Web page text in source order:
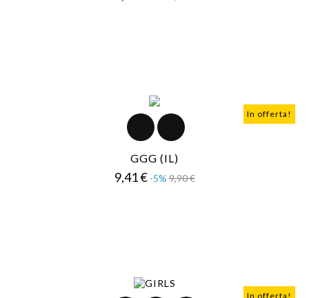
In offerta!
GGG (IL)
9,41 € Prezzo
-5% 9,90 €Prezzo
In offerta!